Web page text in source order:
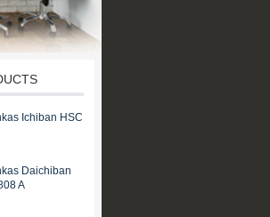
Ichiban HSC
Daichiban
A